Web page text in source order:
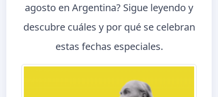
agosto en Argentina? Sigue leyendo y
descubre cuáles y por qué se celebran
estas fechas especiales.